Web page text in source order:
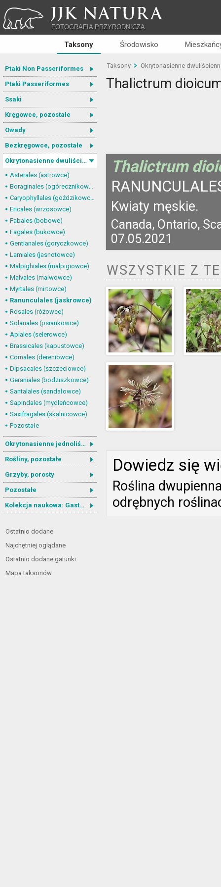
JJK NATURA
FOTOGRAFIA PRZYRODNICZA
Taksony Środowisko
Ptaki Non Passeriformes
Ptaki Passeriformes
Ssaki
Kręgowce, pozostałe
Owady
Bezkręgowce, pozostałe
Okrytonasienne dwuliścienne
Asterales (astrowce)
Boraginales (ogórecznikowce)
Caryophyllales (goździkowce)
Ericales (wrzosowce)
Fabales (bobowe)
Fagales (bukowce)
Gentianales (goryczkowce)
Lamiales (jasnotowce)
Malpighiales (malpigiowce)
Malvales (malwowce)
Myrtales (mirtowce)
Ranunculales (jaskrowce)
Rosales (różowce)
Solanales (psiankowce)
Apiales (selerowce)
Brassicales (kapustowce)
Cornales (dereniowce)
Dipsacales (szczeciowce)
Geraniales (bodziszkowce)
Santalales (sandałowce)
Sapindales (mydleńcowce)
Saxifragales (skalnicowce)
Pozostałe
Okrytonasienne jednoliścienne
Rośliny, pozostałe
Grzyby, porosty
Pozostałe
Kolekcja naukowa: Gastrotricha
Ostatnio dodane
Najchętniej oglądane
Ostatnio dodane gatunki
Mapa taksonów
Taksony Okrytonasienne
Thalictrum
Thalictrum
Kwiaty męskie.
Canada, Ontario,
07.05.2021
WSZYSTKIE Z
Dowiedz się
Roślina
odrębnych